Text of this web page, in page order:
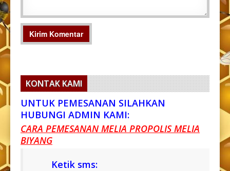
KONTAK KAMI
UNTUK PEMESANAN SILAHKAN
HUBUNGI ADMIN KAMI:
CARA PEMESANAN MELIA PROPOLIS MELIA
BIYANG
Ketik sms: